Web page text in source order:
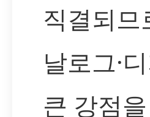
직결되므
날로그·
큰 강점